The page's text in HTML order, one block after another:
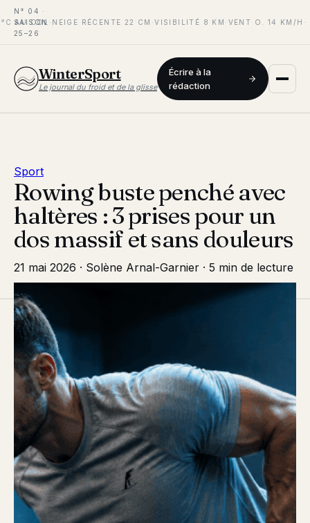
N° 04 ·
SAISON
25–26
AU COL· NEIGE RÉCENTE 22 CM· VISIBILITÉ 8 KM· VENT O. 14 KM/H·
WinterSport
Le journal du froid et de la glisse
Écrire à la
rédaction
Sport
Rowing buste penché avec
haltères : 3 prises pour un
dos massif et sans douleurs
21 mai 2026 · Solène Arnal-Garnier · 5 min de lecture